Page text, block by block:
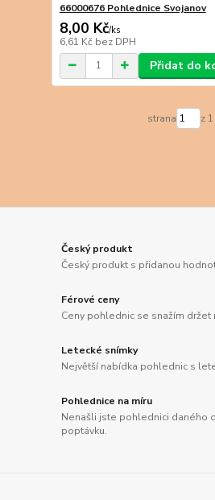
66000676 Pohlednice Svojanov
8,00 Kč/ks
6,61 Kč bez DPH
Přidat do
strana z 1
Český produkt
Český produkt s přidanou
Férové ceny
Ceny pohlednic se snažím držet
Letecké snímky
Největší nabídka pohlednic s
Pohlednice na míru
Nenašli jste pohlednici daného
poptávku.